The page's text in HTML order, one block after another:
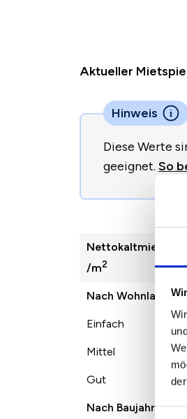
Aktueller
Hinweis
Diese Werte
geeignet. So
Nettokaltmiete
/m2
Nach Wohnlage
Einfach
Mittel
Gut
Nach Baujahr